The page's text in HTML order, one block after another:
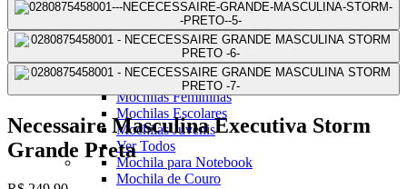
Para Despachar
Mochilas
Ver todos
Mochilas Masculinas
Mochilas Femininas
Mochilas Escolares
Mochilas Juvenis
Ver Todos
Mochila para Notebook
Mochila de Couro
Necessaire Masculina Executiva Storm
Grande Preta